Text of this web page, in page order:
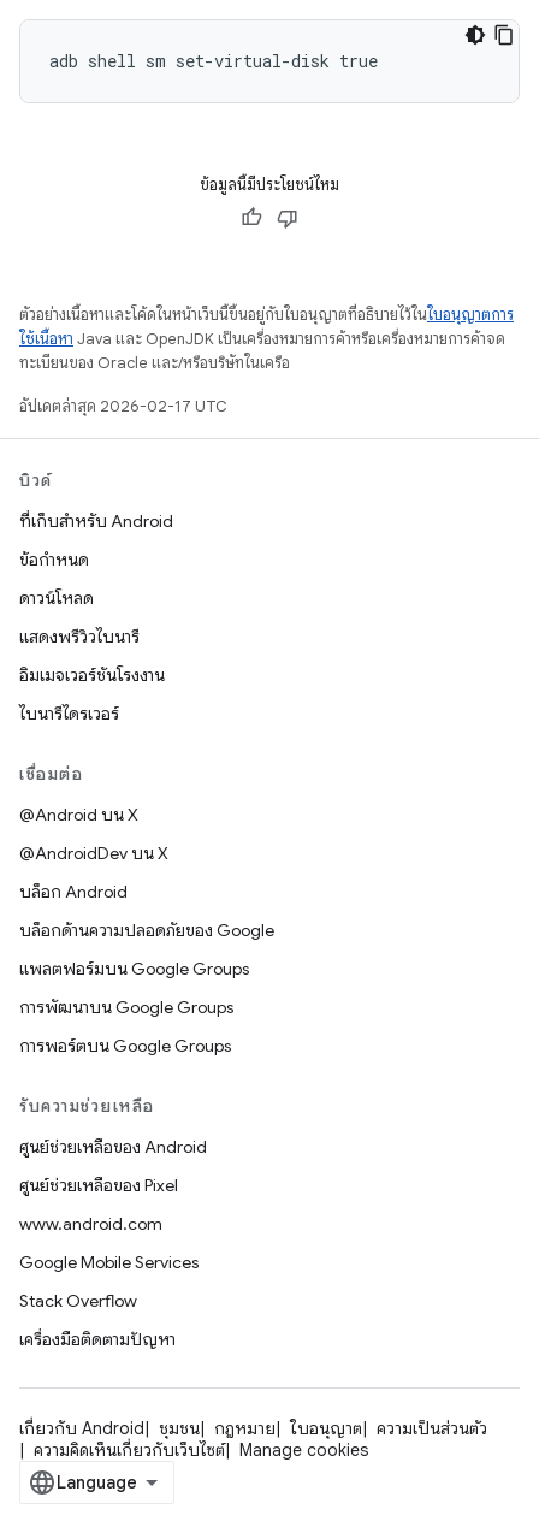
adb shell sm set-virtual-disk true
ข้อมูลนี้มีประโยชน์ไหม
ตัวอย่างเนื้อหาและโค้ดในหน้าเว็บนี้ขึ้นอยู่กับใบอนุญาตที่อธิบายไว้ในใบอนุญาตการ
ใช้เนื้อหา Java และ OpenJDK เป็นเครื่องหมายการค้าหรือเครื่องหมายการค้าจด
ทะเบียนของ Oracle และ/หรือบริษัทในเครือ
อัปเดตล่าสุด 2026-02-17 UTC
บิวด์
ที่เก็บสำหรับ Android
ข้อกำหนด
ดาวน์โหลด
แสดงพรีวิวไบนารี
อิมเมจเวอร์ชันโรงงาน
ไบนารีไดรเวอร์
เชื่อมต่อ
@Android บน X
@AndroidDev บน X
บล็อก Android
บล็อกด้านความปลอดภัยของ Google
แพลตฟอร์มบน Google Groups
การพัฒนาบน Google Groups
การพอร์ตบน Google Groups
รับความช่วยเหลือ
ศูนย์ช่วยเหลือของ Android
ศูนย์ช่วยเหลือของ Pixel
www.android.com
Google Mobile Services
Stack Overflow
เครื่องมือติดตามปัญหา
เกี่ยวกับ Android ชุมชน กฎหมาย ใบอนุญาต
ความเป็นส่วนตัว
ความคิดเห็นเกี่ยวกับเว็บไซต์
Manage cookies